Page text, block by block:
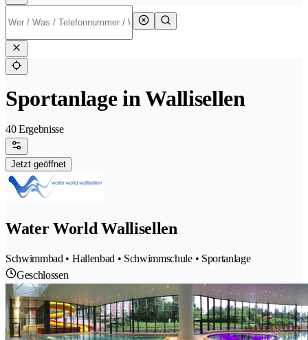
Sportanlage in Wallisellen
40 Ergebnisse
Jetzt geöffnet
Water World Wallisellen
Schwimmbad • Hallenbad • Schwimmschule • Sportanlage
Geschlossen